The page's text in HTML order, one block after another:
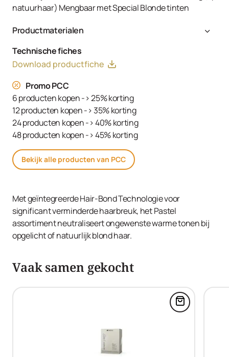
natuurhaar) Mengbaar met Special Blonde tinten
Productmaterialen
SE, Ammonium Hydroxide, Toluene-2,5-Diamine Sulfate,
Decyl Oleate, Sodium Cetearyl Sulfate, Resorcinol,
Tetrasodium EDTA, Parfum (Fragrance), Ethanolamine,
m-Aminophenol, Glycerin, 1,3-Bis-(2,4-Diaminophenoxy)
Propane HCl, Serine, PEG-12 Dimethicone, Ascorbic Acid,
Sodium Hydrosulfite, Carbomer, Sodium Sulfate,
Polyquaternium-2, Sodium Chloride, Linoleamidopropyl
PG-Dimonium Chloride Phosphate, Propylene Glycol
Technische fiches
Download productfiche
Promo PCC
6 producten kopen -> 25% korting
12 producten kopen -> 35% korting
24 producten kopen -> 40% korting
48 producten kopen -> 45% korting
Bekijk alle producten van PCC
Met geïntegreerde Hair-Bond Technologie voor
significant verminderde haarbreuk, het Pastel
assortiment neutraliseert ongewenste warme tonen bij
opgelicht of natuurlijk blond haar.
Vaak samen gekocht
Voeg